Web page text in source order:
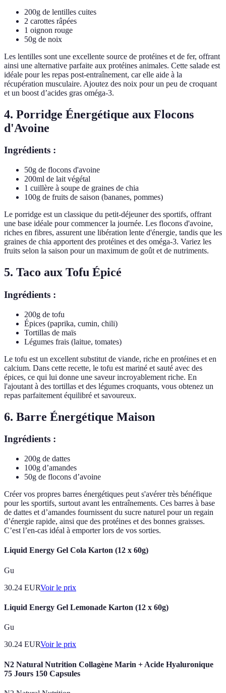
200g de lentilles cuites
2 carottes râpées
1 oignon rouge
50g de noix
Les lentilles sont une excellente source de protéines et de fer, offrant
ainsi une alternative parfaite aux protéines animales. Cette salade est
idéale pour les repas post-entraînement, car elle aide à la
récupération musculaire. Ajoutez des noix pour un peu de croquant
et un boost d’acides gras oméga-3.
4. Porridge Énergétique aux Flocons
d'Avoine
Ingrédients :
50g de flocons d'avoine
200ml de lait végétal
1 cuillère à soupe de graines de chia
100g de fruits de saison (bananes, pommes)
Le porridge est un classique du petit-déjeuner des sportifs, offrant
une base idéale pour commencer la journée. Les flocons d'avoine,
riches en fibres, assurent une libération lente d'énergie, tandis que les
graines de chia apportent des protéines et des oméga-3. Variez les
fruits selon la saison pour un maximum de goût et de nutriments.
5. Taco aux Tofu Épicé
Ingrédients :
200g de tofu
Épices (paprika, cumin, chili)
Tortillas de maïs
Légumes frais (laitue, tomates)
Le tofu est un excellent substitut de viande, riche en protéines et en
calcium. Dans cette recette, le tofu est mariné et sauté avec des
épices, ce qui lui donne une saveur incroyablement riche. En
l'ajoutant à des tortillas et des légumes croquants, vous obtenez un
repas parfaitement équilibré et savoureux.
6. Barre Énergétique Maison
Ingrédients :
200g de dattes
100g d’amandes
50g de flocons d’avoine
Créer vos propres barres énergétiques peut s'avérer très bénéfique
pour les sportifs, surtout avant les entraînements. Ces barres à base
de dattes et d’amandes fournissent du sucre naturel pour un regain
d’énergie rapide, ainsi que des protéines et des bonnes graisses.
C’est l’en-cas idéal à emporter lors de vos sorties.
Liquid Energy Gel Cola Karton (12 x 60g)
Gu
30.24 EURVoir le prix
Liquid Energy Gel Lemonade Karton (12 x 60g)
Gu
30.24 EURVoir le prix
N2 Natural Nutrition Collagène Marin + Acide Hyaluronique
75 Jours 150 Capsules